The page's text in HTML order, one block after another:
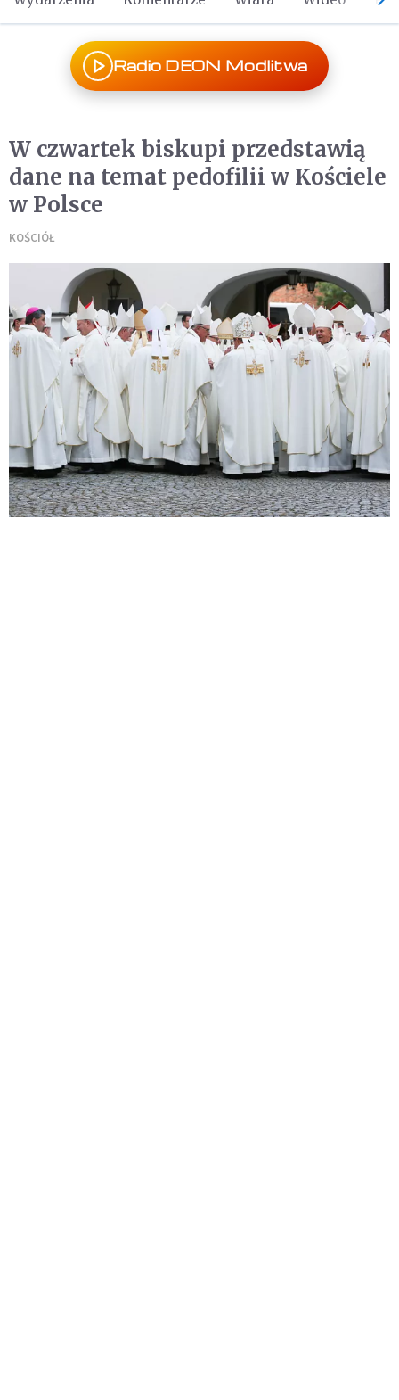
Radio DEON Modlitwa
W czwartek biskupi przedstawią
dane na temat pedofilii w Kościele
w Polsce
KOŚCIÓŁ